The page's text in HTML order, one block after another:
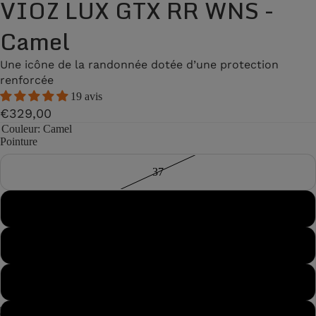
VIOZ LUX GTX RR WNS -
Camel
Une icône de la randonnée dotée d’une protection
renforcée
19 avis
€329,00
Couleur: Camel
Pointure
37